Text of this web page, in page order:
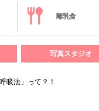
離乳食
写真スタジオ
吸法」って？！